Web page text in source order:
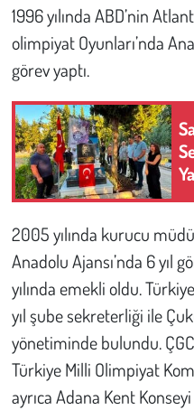
1996 yılında ABD’nin
olimpiyat Oyunları’nda
görev yaptı.
2005 yılında kurucu
Anadolu Ajansı’nda 6 yıl
yılında emekli oldu.
yıl şube sekreterliği ile
yönetiminde bulundu.
Türkiye Milli Olimpiyat
ayrıca Adana Kent